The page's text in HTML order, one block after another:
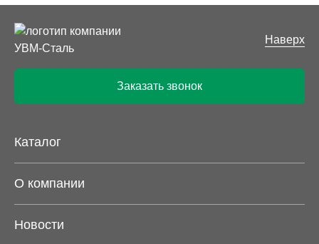
Наверх
Заказать звонок
Каталог
О компании
Новости